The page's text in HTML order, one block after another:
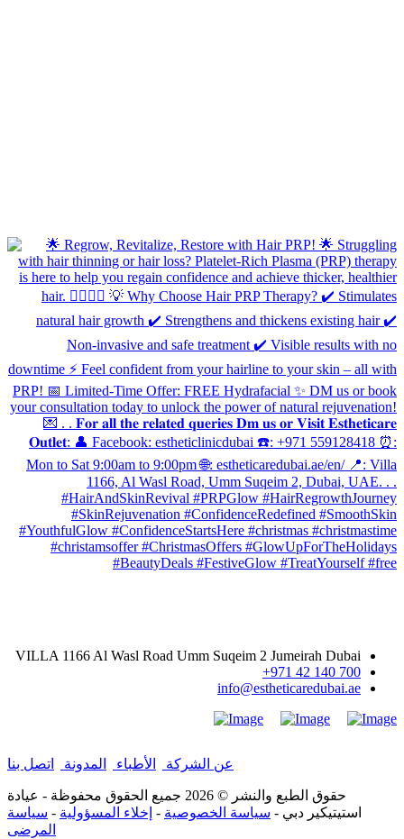
VILLA 1166 Al Wasl Road Umm Suqeim 2 Jumeirah Dubai
700 140 42 971+
info@estheticaredubai.ae
عن الشركة الأطباء المدونة اتصل بنا
حقوق الطبع والنشر ©
2026 جميع الحقوق محفوظة - عيادة
استيتيكير دبي - سياسة الخصوصية - إخلاء المسؤولية - سياسة
المرضى